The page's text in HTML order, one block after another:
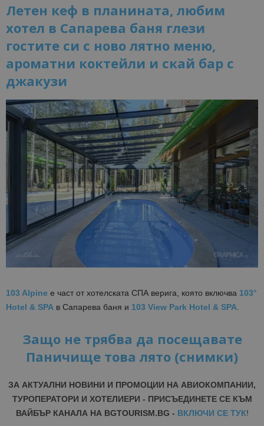
Летен кеф в планината, любим
хотел в Сапарева баня глези
гостите си с ново лятно меню,
ароматни коктейли и скай бар с
джакузи
103 Alpine е част от хотелската СПА верига, която включва 103°
Hotel & SPA в Сапарева баня и 103 View Park Hotel & SPA
Защо не трябва да посещавате
Паничище това лято (снимки)
ЗА АКТУАЛНИ НОВИНИ И ПРОМОЦИИ НА АВИОКОМПАНИИ,
ТУРОПЕРАТОРИ И ХОТЕЛИЕРИ - ПРИСЪЕДИНЕТЕ СЕ КЪМ
ВАЙБЪР КАНАЛА НА BGTOURISM.BG - ВКЛЮЧИ СЕ ТУК!